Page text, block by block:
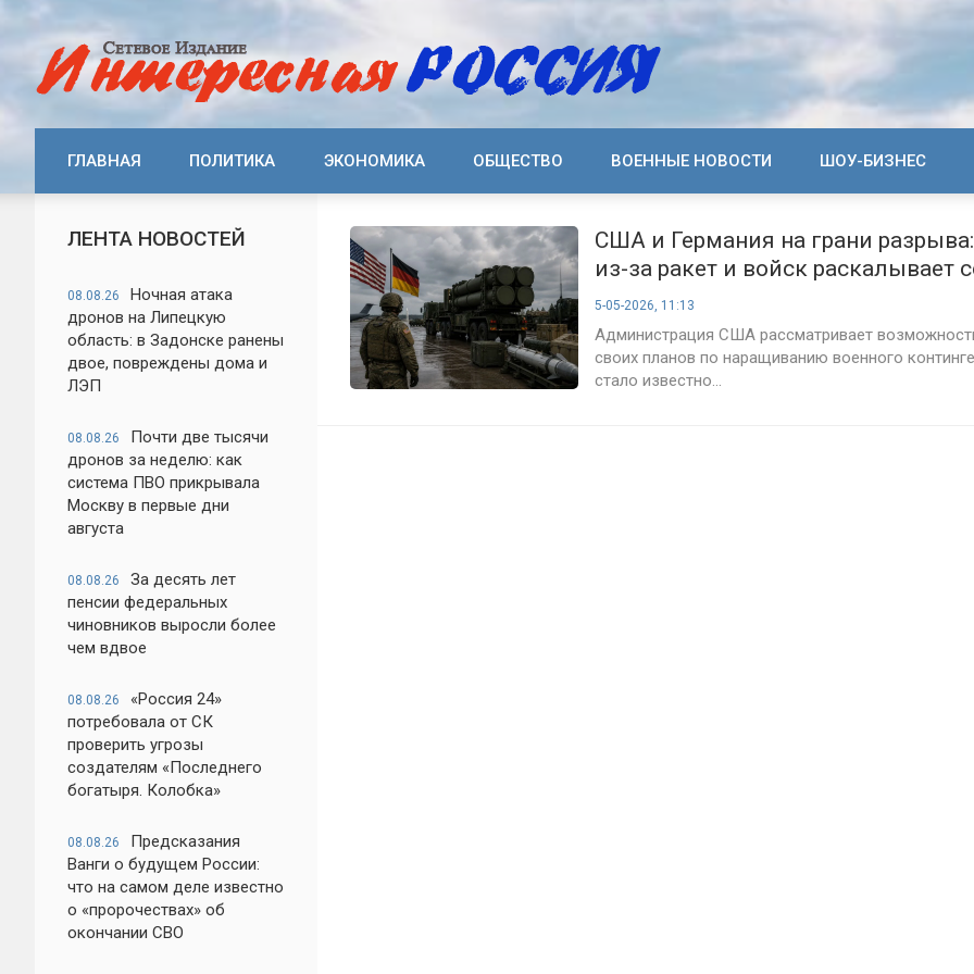
ГЛАВНАЯ ПОЛИТИКА ЭКОНОМИКА ОБЩЕСТВО ВОЕННЫЕ НОВОСТИ ШОУ-БИЗНЕС
ЛЕНТА НОВОСТЕЙ
08.08.26
Ночная атака
дронов на Липецкую
область: в Задонске ранены
двое, повреждены дома и
ЛЭП
08.08.26
Почти две тысячи
дронов за неделю: как
система ПВО прикрывала
Москву в первые дни
августа
08.08.26
За десять лет
пенсии федеральных
чиновников выросли более
чем вдвое
08.08.26
«Россия 24»
потребовала от СК
проверить угрозы
создателям «Последнего
богатыря. Колобка»
08.08.26
Предсказания
Ванги о будущем России:
что на самом деле известно
о «пророчествах» об
окончании СВО
США и Германия на грани
из-за ракет и войск раскалывает
5-05-2026, 11:13
Администрация США рассматривает
своих планов по наращиванию военного
стало известно...